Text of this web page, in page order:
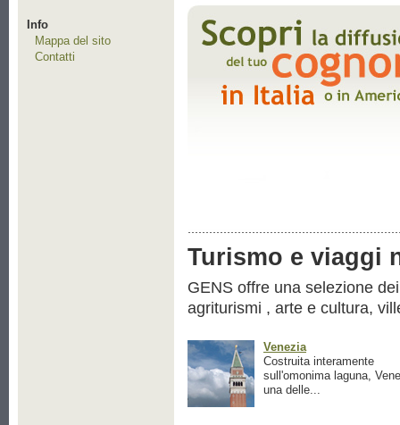
Info
Mappa del sito
Contatti
Turismo e viaggi
GENS offre una selezione
agriturismi , arte e cultura,
Venezia
Costruita interamente
sull'omonima laguna,
una delle...